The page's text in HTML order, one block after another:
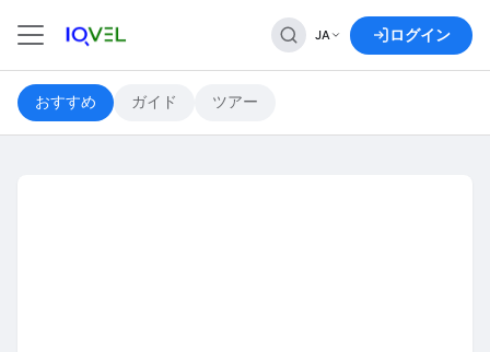
世界中を旅する JA ログイン
おすすめ ガイド ツアー